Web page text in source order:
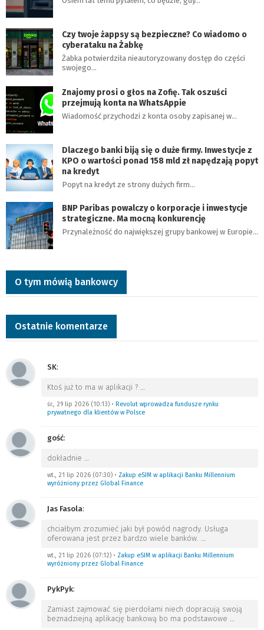
Czy twoje żappsy są bezpieczne? Co wiadomo o
cyberataku na Żabkę
Żabka potwierdziła nieautoryzowany dostęp do części
swojego…
Znajomy prosi o głos na Zofię. Tak oszuści
przejmują konta na WhatsAppie
Wiadomość przychodzi z konta osoby zapisanej w…
Dlaczego banki biją się o duże firmy. Inwestycje z
KPO o wartości ponad 158 mld zł napędzają popyt
na kredyt
Popyt na kredyt ze strony dużych firm…
BNP Paribas powalczy o korporacje i inwestycje
strategiczne. Ma mocną konkurencję
Przynależność do największej grupy bankowej w Europie…
O tym mówią bankowcy
Ostatnie komentarze
SK:
Ktoś już to ma w aplikacji ? …
śr., 29 lip 2026 (10:13) • Revolut wprowadza fundusze rynku
prywatnego dla klientów w Polsce
gość:
dokładnie …
wt., 21 lip 2026 (07:30) • Zakup eSIM w aplikacji Banku Millennium
wyróżniony przez Global Finance
Jas Fasola:
chciałbym zrozumieć jaki był powód nagrody. Usługa
oferowana jest przez bardzo wiele banków. …
wt., 21 lip 2026 (07:12) • Zakup eSIM w aplikacji Banku Millennium
wyróżniony przez Global Finance
PykPyk:
Zamiast zajmować się pierdołami niech dopracują swoją
beznadziejną aplikację bankową bo ma podstawowe …